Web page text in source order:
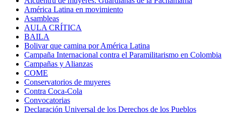
América Latina en movimiento
Asambleas
AULA CRÍTICA
BAILA
Bolivar que camina por América Latina
Campaña Internacional contra el Paramilitarismo en Colombia
Campañas y Alianzas
COME
Conservatorios de muyeres
Contra Coca-Cola
Convocatorias
Declaración Universal de los Derechos de los Pueblos